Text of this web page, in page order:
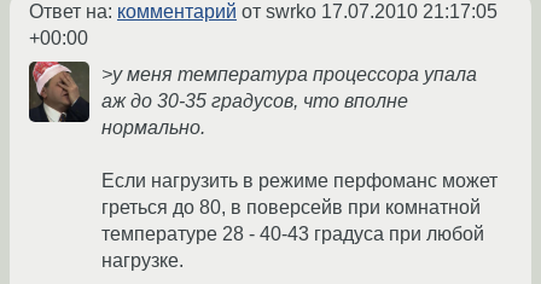
Ответ на: комментарий от swrko 17.07.2010 21:17:05
+00:00
>у меня температура процессора упала
аж до 30-35 градусов, что вполне
нормально.
Если нагрузить в режиме перфоманс может
греться до 80, в поверсейв при комнатной
температуре 28 - 40-43 градуса при любой
нагрузке.